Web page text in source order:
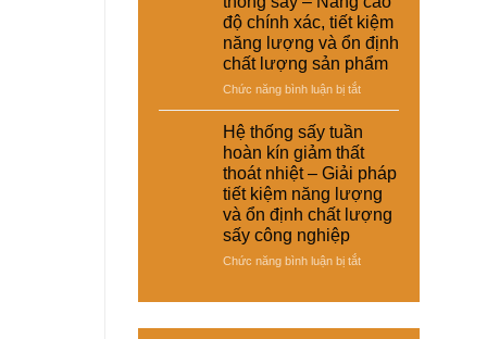
nhà
máy
pháp
sấy
ổn
hạn
chế
biến
dạng
và
nâng
cao
chất
thành
năng
cho
nhiều
loại
nhau
–
Giải
pháp
linh
kiệm
phí
độ chính xác, tiết kiệm
năng lượng và ổn định
chất lượng sản phẩm
Chức năng bình luận bị tắtở
biến
độ
ẩm
thông
–
Hệ thống sấy tuần
hoàn kín giảm thất
thoát nhiệt – Giải pháp
tiết kiệm năng lượng
và ổn định chất lượng
sấy công nghiệp
Chức năng bình luận bị tắtở